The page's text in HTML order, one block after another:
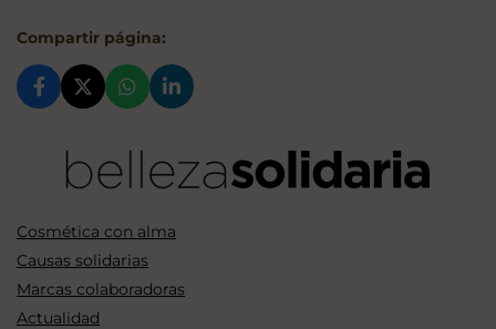
Compartir página:
Cosmética con alma
Causas solidarias
Marcas colaboradoras
Actualidad